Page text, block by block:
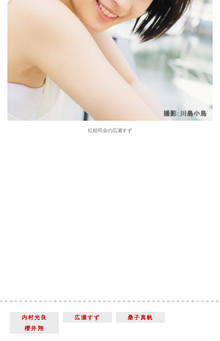
紅組司会の広瀬すず
内村光良 広瀬すず
桑子真帆
櫻井翔